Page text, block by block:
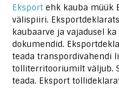
Eksport ehk kauba müük
välispiiri.
kaubaarve ja vajadusel
dokumendid.
teada transpordivahendi
tolliterritooriumilt väljub.
teada. Eksport